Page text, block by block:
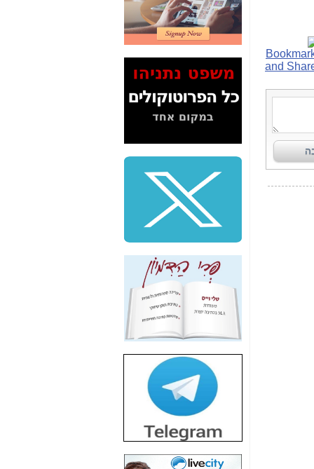
2" על תעלולי השר
משה כחלון -כאן
הסלולר" ואיך מסרסים
את הנתונים לציבור -
כאן
סיכום ביקור בסיליקון
שלמה פילבר (עד
לאחרונה מנכ"ל משרד
התקשורת) - עד
מדינה? הצחקתם
אותי! -כאן
"יש אפליה בחקירה"?
חשיפה: למה השר
משה כחלון לא נחקר
עד היום? -
כאן
הדומה לזו של "תיק
4000" אך בתחום
הסלולר -
חשיפת מה שלא
רוצים שתדעו בעניין
פריסת אנלימיטד
(בניחוח בלתי נסבל) -
כאן